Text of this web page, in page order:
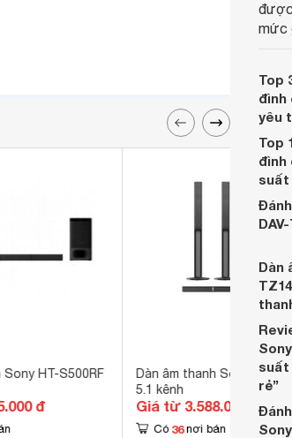
Sony HT-S500RF
đ
Dàn âm thanh Sony HT-
5.1 kênh
Giá từ 3.588.000 đ
Có 36 nơi bán
được
mức
Top
yêu
Top
đình
Dàn
suất
rẻ”